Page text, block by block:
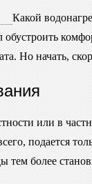
Какой
обустроить
Но начать,
или в
подается
более